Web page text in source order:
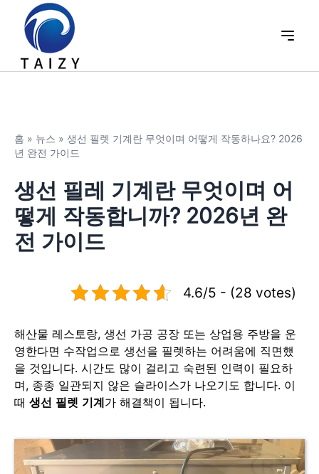
홈 » 뉴스 » 생선 필렛 기계란 무엇이며 어떻게 작동하나요? 2026
년 완전 가이드
생선 필레 기계란 무엇이며 어
떻게 작동합니까? 2026년 완
전 가이드
4.6/5 - (28 votes)
해산물 레스토랑, 생선 가공 공장 또는 상업용 주방을 운
영한다면 수작업으로 생선을 필렛하는 어려움에 직면했
을 것입니다. 시간도 많이 걸리고 숙련된 인력이 필요하
며, 종종 일관되지 않은 슬라이스가 나오기도 합니다. 이
때 생선 필렛 기계가 해결책이 됩니다.